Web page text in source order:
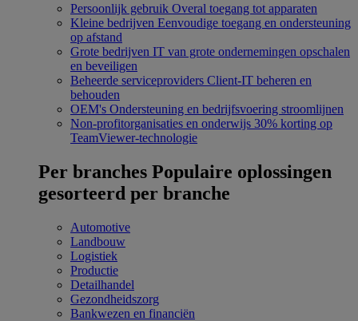
Persoonlijk gebruik Overal toegang tot apparaten
Kleine bedrijven Eenvoudige toegang en ondersteuning
op afstand
Grote bedrijven IT van grote ondernemingen opschalen
en beveiligen
Beheerde serviceproviders Client-IT beheren en
behouden
OEM's Ondersteuning en bedrijfsvoering stroomlijnen
Non-profitorganisaties en onderwijs 30% korting op
TeamViewer-technologie
Per branches Populaire oplossingen
gesorteerd per branche
Automotive
Landbouw
Logistiek
Productie
Detailhandel
Gezondheidszorg
Bankwezen en financiën